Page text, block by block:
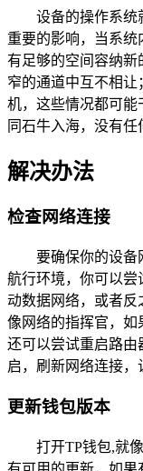
设备的操作系统
重要的影响，当系
有足够的空间容纳新
窄的通道中互不相
机，这些情况都可能
同石牛入海，没有任
解决办法
检查网络连接
要确保你的设备
航行环境，你可以尝
动数据网络，或者反
像网络的指挥官，如
还可以尝试重启路由
启，刷新网络连接，
更新钱包版本
打开TP钱包,就